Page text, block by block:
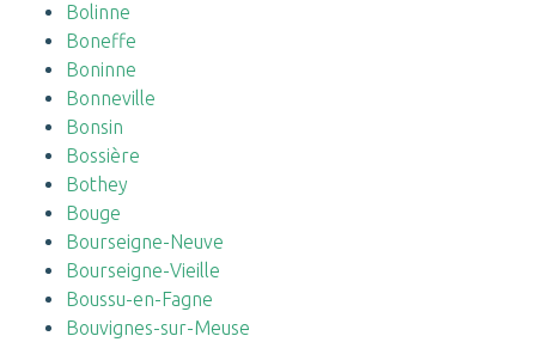
Bolinne
Boneffe
Boninne
Bonneville
Bonsin
Bossière
Bothey
Bouge
Bourseigne-Neuve
Bourseigne-Vieille
Boussu-en-Fagne
Bouvignes-sur-Meuse